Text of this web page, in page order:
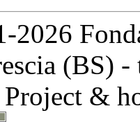
2026
(BS)
Project &